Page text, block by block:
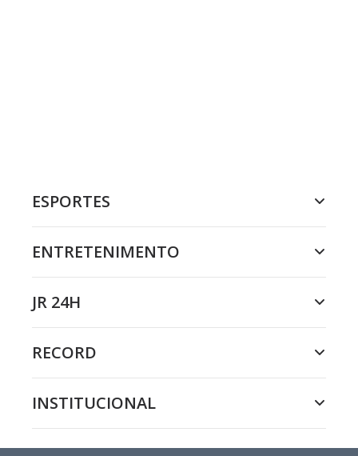
ESPORTES
ENTRETENIMENTO
JR 24H
RECORD
INSTITUCIONAL